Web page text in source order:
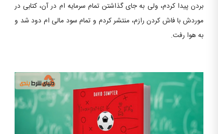
بردن پیدا کردم، ولی به جای گذاشتن تمام سرمایه ام در آن، کتابی در
موردش با فاش کردن رازم، منتشر کردم و تمام سود مالی ام دود شد و
به هوا رفت.